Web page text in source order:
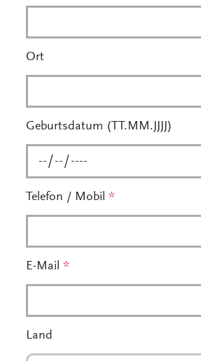
Ort
Geburtsdatum (TT.MM.JJJJ)
Telefon / Mobil*
E-Mail*
Land